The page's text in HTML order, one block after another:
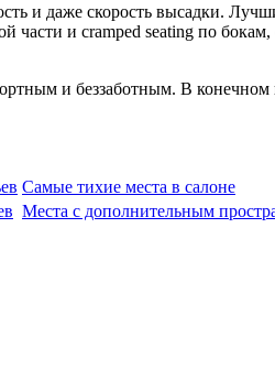
и даже скорость высадки.
части и cramped seating по
и беззаботным. В
Самые тихие места в салоне
Места с дополнительным